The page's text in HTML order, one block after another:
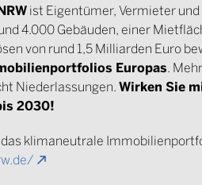
ist Eigentümer, Vermieter
4.000 Gebäuden, einer
von rund 1,5 Milliarden Euro
Europas.
Niederlassungen.Wirken Sie
2030!
klimaneutrale